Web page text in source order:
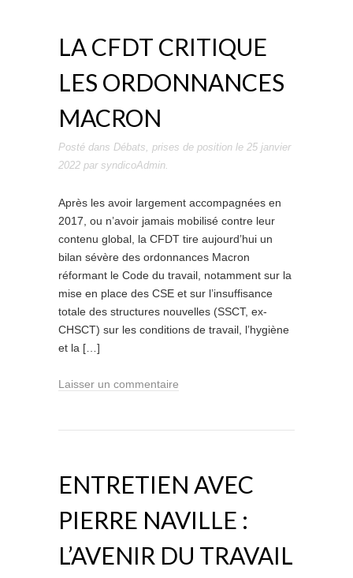
LA CFDT CRITIQUE
LES ORDONNANCES
MACRON
Posté dans Débats, prises de position le 25 janvier
2022 par syndicoAdmin.
Après les avoir largement accompagnées en
2017, ou n’avoir jamais mobilisé contre leur
contenu global, la CFDT tire aujourd’hui un
bilan sévère des ordonnances Macron
réformant le Code du travail, notamment sur la
mise en place des CSE et sur l’insuffisance
totale des structures nouvelles (SSCT, ex-
CHSCT) sur les conditions de travail, l’hygiène
et la […]
Laisser un commentaire
ENTRETIEN AVEC
PIERRE NAVILLE :
L’AVENIR DU TRAVAIL